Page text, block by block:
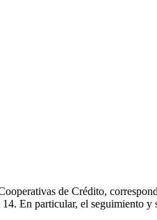
de Crédito,
En particular, el seguimiento y